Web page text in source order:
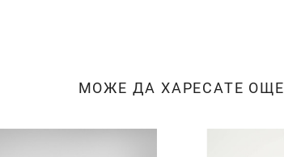
МОЖЕ ДА ХАРЕСАТЕ ОЩЕ